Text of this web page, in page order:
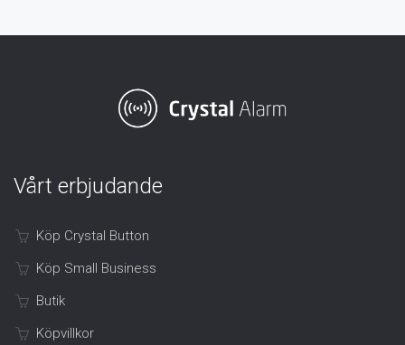
Vårt erbjudande
Köp Crystal Button
Köp Small Business
Butik
Köpvillkor